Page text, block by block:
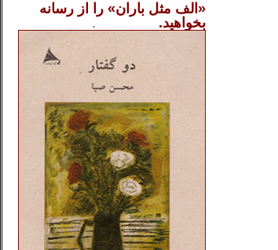
«الف مثل باران» را از رسانه
بخواهید.
.